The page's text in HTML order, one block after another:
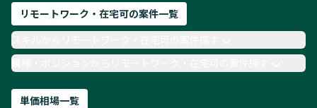
リモートワーク・在宅可の案件一覧
職種・ポジションからリモートワーク・在宅可の案件探す
単価相場一覧